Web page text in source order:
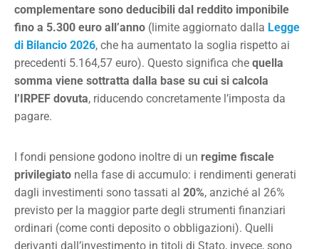
complementare sono deducibili dal reddito imponibile
fino a 5.300 euro all’anno (limite aggiornato dalla Legge
di Bilancio 2026, che ha aumentato la soglia rispetto ai
precedenti 5.164,57 euro). Questo significa che quella
somma viene sottratta dalla base su cui si calcola
l’IRPEF dovuta, riducendo concretamente l’imposta da
pagare.
I fondi pensione godono inoltre di un regime fiscale
privilegiato nella fase di accumulo: i rendimenti generati
dagli investimenti sono tassati al 20%, anziché al 26%
previsto per la maggior parte degli strumenti finanziari
ordinari (come conti deposito o obbligazioni). Quelli
derivanti dall’investimento in titoli di Stato, invece, sono